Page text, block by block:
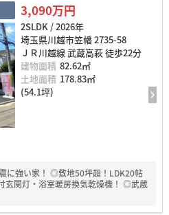
3,090万円
2SLDK / 2026年
埼玉県川越市笠幡 2735-58
ＪＲ川越線 武蔵高萩 徒歩22分
建物面積 82.62㎡
土地面積 178.83㎡
(54.1坪)
に強い家！ ◎敷地50坪超！LDK20帖
玄関灯・浴室暖房換気乾燥機！ ◎武蔵